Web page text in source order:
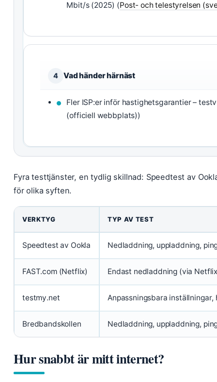
Mbit/s (2025) (Post- och telestyrelsen
4 Vad händer härnäst
Fler ISP:er inför hastighetsgarantier –
(officiell webbplats))
Fyra testtjänster, en tydlig skillnad: Speedtest av
för olika syften.
VERKTYG TYP AV TEST
Speedtest av Ookla Nedladdning, uppladdning,
FAST.com (Netflix) Endast nedladdning (via
testmy.net Anpassningsbara inställningar,
Bredbandskollen Nedladdning, uppladdning,
Hur snabbt är mitt internet?